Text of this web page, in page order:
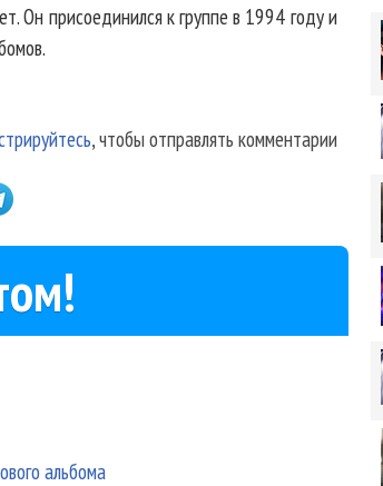
Он присоединился к группе в 1994 году и
, чтобы отправлять комментарии
альбома